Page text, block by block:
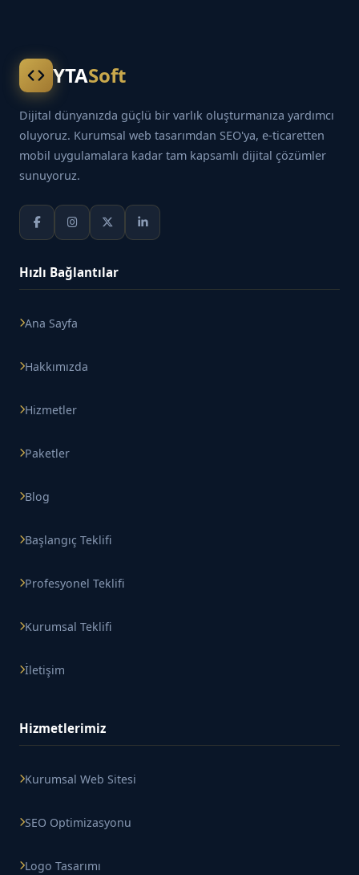
YTASoft
Dijital dünyanızda güçlü bir varlık oluşturmanıza yardımcı
oluyoruz. Kurumsal web tasarımdan SEO'ya, e-ticaretten
mobil uygulamalara kadar tam kapsamlı dijital çözümler
sunuyoruz.
Hızlı Bağlantılar
Ana Sayfa
Hakkımızda
Hizmetler
Paketler
Blog
Başlangıç Teklifi
Profesyonel Teklifi
Kurumsal Teklifi
İletişim
Hizmetlerimiz
Kurumsal Web Sitesi
SEO Optimizasyonu
Logo Tasarımı